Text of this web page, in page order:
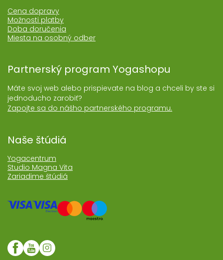
Cena dopravy
Možnosti platby
Doba doručenia
Miesta na osobný odber
Partnerský program Yogashopu
Máte svoj web alebo prispievate na blog a chceli by ste si
jednoducho zarobiť?
Zapojte sa do nášho partnerského programu.
Naše štúdiá
Yogacentrum
Studio Magna Vita
Zariadime štúdiá